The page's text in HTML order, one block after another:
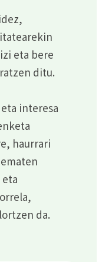
eta bere
ditu.
interesa
haurrari
lortzen da.